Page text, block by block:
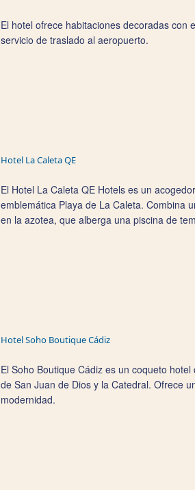
El hotel ofrece habitaciones decoradas con
servicio de traslado al aeropuerto.
Hotel La Caleta QE
El Hotel La Caleta QE Hotels es un
emblemática Playa de La Caleta. Combina
en la azotea, que alberga una piscina de
Hotel Soho Boutique Cádiz
El Soho Boutique Cádiz es un coqueto
de San Juan de Dios y la Catedral. Ofrece
modernidad.